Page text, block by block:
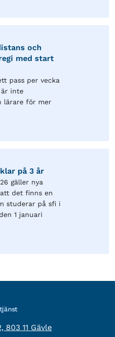
och
med start
pass per vecka
är inte
lärare för mer
på 3 år
gäller nya
det finns en
studerar på sfi i
1 januari
803 11 Gävle